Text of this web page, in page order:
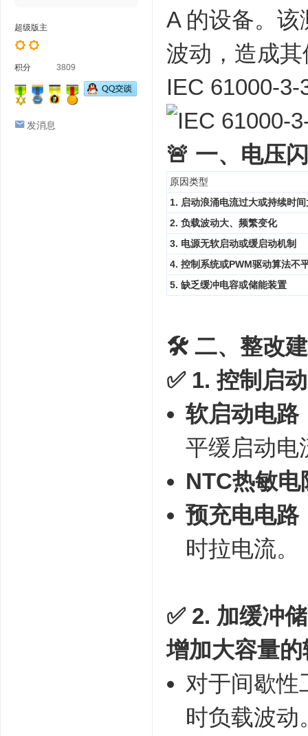
超级版主
积分 3809
发消息
A 的设备。
波动，造成
IEC 61000-
🚨 一、电压
原因类型
1. 启动浪涌电流过大或持续时间
2. 负载波动大、频繁变化
3. 电源无软启动或缓启动机制
4. 控制系统或PWM驱动算法不
5. 缺乏缓冲电容或储能装置
🛠️ 二、整改
✅ 1. 控制启
软启动电路
平缓启动电
NTC热敏电
预充电电路
时拉电流。
✅ 2. 加缓冲
增加大容量
对于间歇性
时负载波动